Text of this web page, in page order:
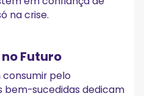
na crise.
Futuro
consumir pelo
bem-sucedidas dedicam